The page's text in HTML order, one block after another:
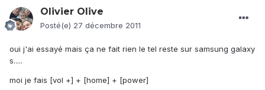
Olivier Olive
Posté(e) 27 décembre 2011
oui j'ai essayé mais ça ne fait rien le tel reste sur samsung galaxy
s.....
moi je fais [vol +] + [home] + [power]